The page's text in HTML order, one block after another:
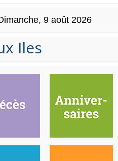
9 août 2026
Iles